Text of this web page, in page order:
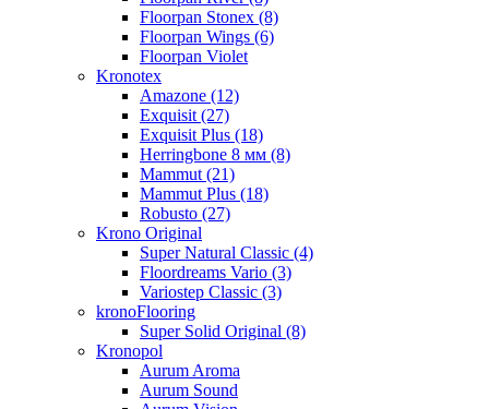
Floorpan Stonex (8)
Floorpan Wings (6)
Floorpan Violet
Kronotex
Amazone (12)
Exquisit (27)
Exquisit Plus (18)
Herringbone 8 мм (8)
Mammut (21)
Mammut Plus (18)
Robusto (27)
Krono Original
Super Natural Classic (4)
Floordreams Vario (3)
Variostep Classic (3)
kronoFlooring
Super Solid Original (8)
Kronopol
Aurum Aroma
Aurum Sound